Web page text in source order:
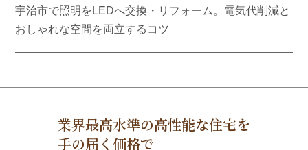
宇治市で照明をLEDへ交換・リフォーム。電気代削減と
おしゃれな空間を両立するコツ
業界最高水準の高性能な住宅を
手の届く価格で